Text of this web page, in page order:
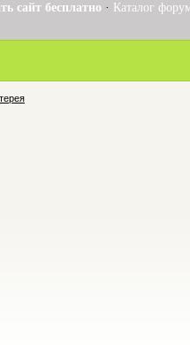
сайт бесплатно · Каталог